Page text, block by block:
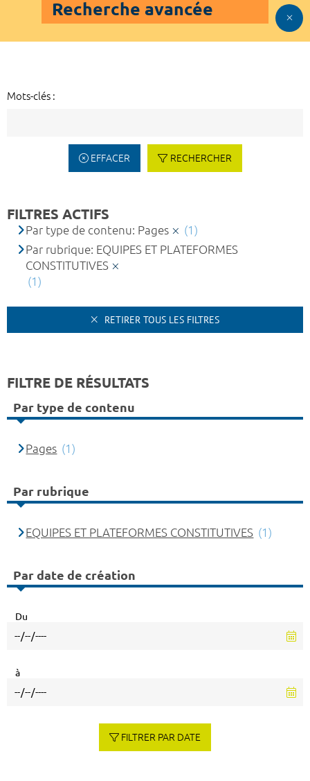
Recherche avancée
Mots-clés :
EFFACER RECHERCHER
FILTRES ACTIFS
Par type de contenu: Pages
(1)
Par rubrique: EQUIPES ET PLATEFORMES
CONSTITUTIVES
(1)
RETIRER TOUS LES FILTRES
FILTRE DE RÉSULTATS
Par type de contenu
Pages (1)
Par rubrique
EQUIPES ET PLATEFORMES CONSTITUTIVES (1)
Par date de création
Du
à
FILTRER PAR DATE